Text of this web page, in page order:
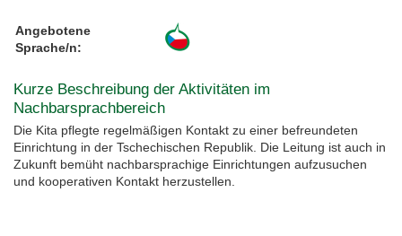
Nachbarsprachkoffer
Wanderausstellung
Modellprojekte 2019/2020
Informationen für Mitwirkende
Übersicht Mitwirkende
Öffentlichkeitsarbeit
Archiv
Angebotene
Sprache/n:
Kurze Beschreibung der Aktivitäten im
Nachbarsprachbereich
Die Kita pflegte regelmäßigen Kontakt zu einer befreundeten
Einrichtung in der Tschechischen Republik. Die Leitung ist auch in
Zukunft bemüht nachbarsprachige Einrichtungen aufzusuchen
und kooperativen Kontakt herzustellen.